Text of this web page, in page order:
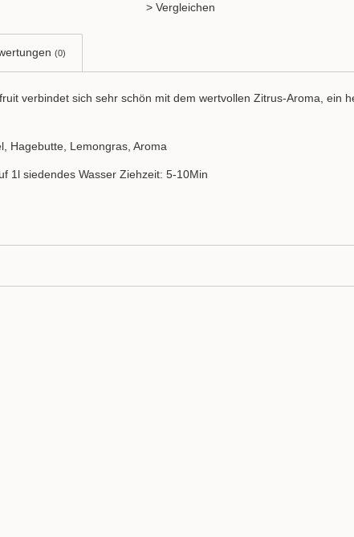
> Vergleichen
(0)
verbindet sich sehr schön mit dem wertvollen Zitrus-Aroma, ein
Hagebutte, Lemongras, Aroma
1l siedendes Wasser Ziehzeit: 5-10Min